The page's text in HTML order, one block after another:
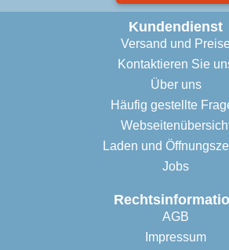
Kundendienst
Versand und Preise
Kontaktieren Sie
Über uns
Häufig gestellte
Laden und
Jobs
AGB
Impressum